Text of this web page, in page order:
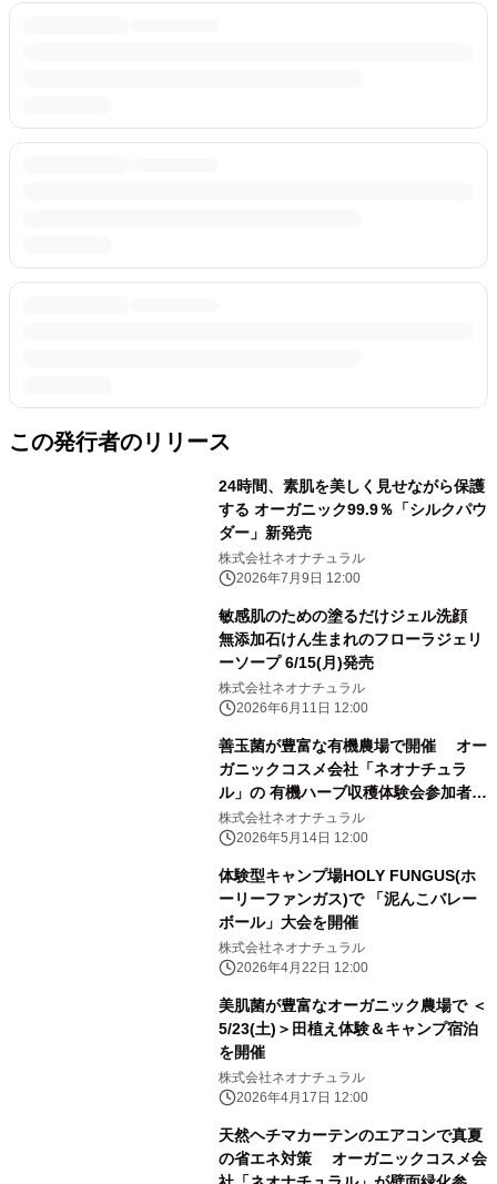
この発行者のリリース
24時間、素肌を美しく見せながら保護
する オーガニック99.9％「シルクパウ
ダー」新発売
株式会社ネオナチュラル
2026年7月9日 12:00
敏感肌のための塗るだけジェル洗顔
無添加石けん生まれのフローラジェリ
ーソープ 6/15(月)発売
株式会社ネオナチュラル
2026年6月11日 12:00
善玉菌が豊富な有機農場で開催 オー
ガニックコスメ会社「ネオナチュラ
ル」の 有機ハーブ収穫体験会参加者募
集
株式会社ネオナチュラル
2026年5月14日 12:00
体験型キャンプ場HOLY FUNGUS(ホ
ーリーファンガス)で 「泥んこバレー
ボール」大会を開催
株式会社ネオナチュラル
2026年4月22日 12:00
美肌菌が豊富なオーガニック農場で ＜
5/23(土)＞田植え体験＆キャンプ宿泊
を開催
株式会社ネオナチュラル
2026年4月17日 12:00
天然ヘチマカーテンのエアコンで真夏
の省エネ対策 オーガニックコスメ会